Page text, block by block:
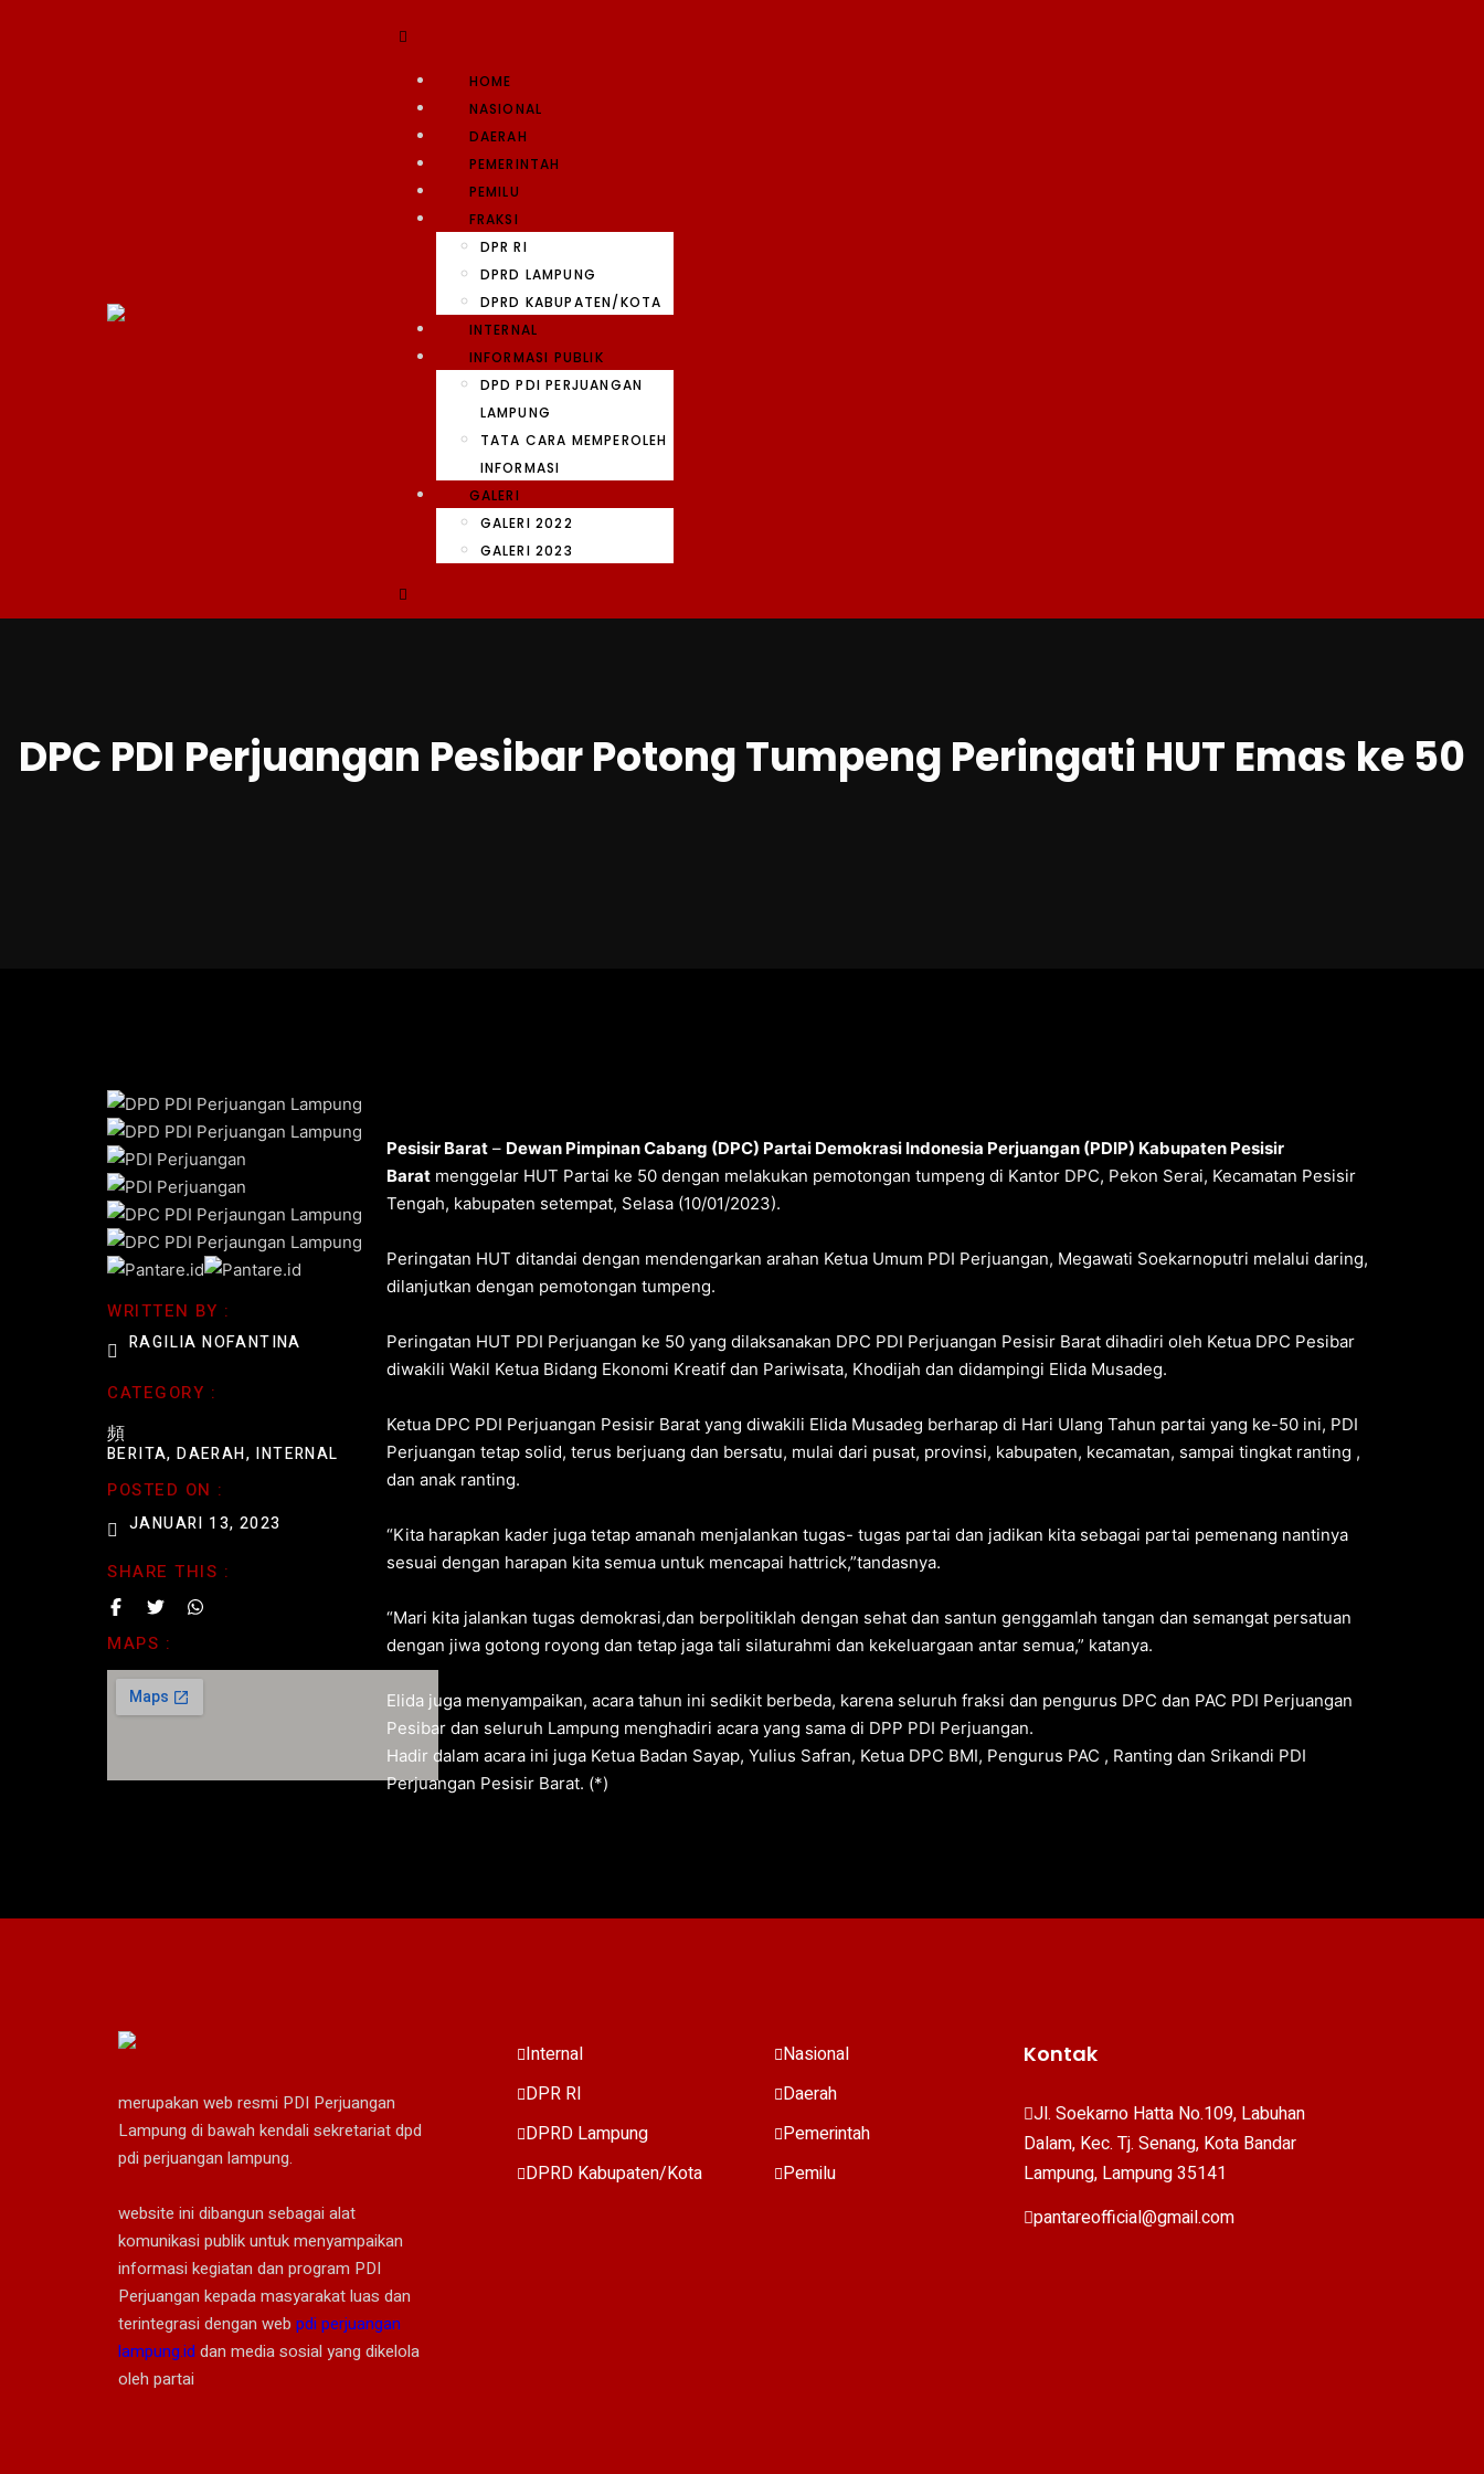
HOME
NASIONAL
DAERAH
PEMERINTAH
PEMILU
FRAKSI
DPR RI
DPRD LAMPUNG
DPRD KABUPATEN/KOTA
INTERNAL
INFORMASI PUBLIK
DPD PDI PERJUANGAN
LAMPUNG
TATA CARA MEMPEROLEH
INFORMASI
GALERI
GALERI 2022
GALERI 2023
DPC PDI Perjuangan Pesibar Potong Tumpeng Peringati HUT Emas ke 50
WRITTEN BY :
RAGILIA NOFANTINA
CATEGORY :
BERITA,DAERAH, INTERNAL
POSTED ON :
JANUARI 13, 2023
SHARE THIS :
MAPS :
Pesisir Barat– Dewan Pimpinan Cabang (DPC) Partai Demokrasi Indonesia Perjuangan (PDIP) Kabupaten Pesisir
Baratmenggelar HUT Partai ke 50 dengan melakukan pemotongan tumpeng di Kantor DPC, Pekon Serai, Kecamatan Pesisir
Tengah, kabupaten setempat, Selasa (10/01/2023).
Peringatan HUT ditandai dengan mendengarkan arahan Ketua Umum PDI Perjuangan, Megawati Soekarnoputri melalui daring,
dilanjutkan dengan pemotongan tumpeng.
Peringatan HUT PDI Perjuangan ke 50 yang dilaksanakan DPC PDI Perjuangan Pesisir Barat dihadiri oleh Ketua DPC Pesibar
diwakili Wakil Ketua Bidang Ekonomi Kreatif dan Pariwisata, Khodijah dan didampingi Elida Musadeg.
Ketua DPC PDI Perjuangan Pesisir Barat yang diwakili Elida Musadeg berharap di Hari Ulang Tahun partai yang ke-50 ini, PDI
Perjuangan tetap solid, terus berjuang dan bersatu, mulai dari pusat, provinsi, kabupaten, kecamatan, sampai tingkat ranting ,
dan anak ranting.
“Kita harapkan kader juga tetap amanah menjalankan tugas- tugas partai dan jadikan kita sebagai partai pemenang nantinya
sesuai dengan harapan kita semua untuk mencapai hattrick,”tandasnya.
“Mari kita jalankan tugas demokrasi,dan berpolitiklah dengan sehat dan santun genggamlah tangan dan semangat persatuan
dengan jiwa gotong royong dan tetap jaga tali silaturahmi dan kekeluargaan antar semua,” katanya.
Elida juga menyampaikan, acara tahun ini sedikit berbeda, karena seluruh fraksi dan pengurus DPC dan PAC PDI Perjuangan
Pesibar dan seluruh Lampung menghadiri acara yang sama di DPP PDI Perjuangan.
Hadir dalam acara ini juga Ketua Badan Sayap, Yulius Safran, Ketua DPC BMI, Pengurus PAC , Ranting dan Srikandi PDI
Perjuangan Pesisir Barat. (*)
merupakan web resmi PDI Perjuangan
Lampung di bawah kendali sekretariat dpd
pdi perjuangan lampung.
website ini dibangun sebagai alat
komunikasi publik untuk menyampaikan
informasi kegiatan dan program PDI
Perjuangan kepada masyarakat luas dan
terintegrasi dengan web pdi perjuangan
lampung.id dan media sosial yang dikelola
oleh partai
Internal
DPR RI
DPRD Lampung
DPRD Kabupaten/Kota
Nasional
Daerah
Pemerintah
Pemilu
Kontak
Jl. Soekarno Hatta No.109, Labuhan
Dalam, Kec. Tj. Senang, Kota Bandar
Lampung, Lampung 35141
pantareofficial@gmail.com